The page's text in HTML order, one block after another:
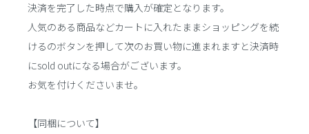
決済を完了した時点で購入が確定となります。
人気のある商品などカートに入れたままショッピングを続
けるのボタンを押して次のお買い物に進まれますと決済時
にsold outになる場合がございます。
お気を付けくださいませ。
【同梱について】